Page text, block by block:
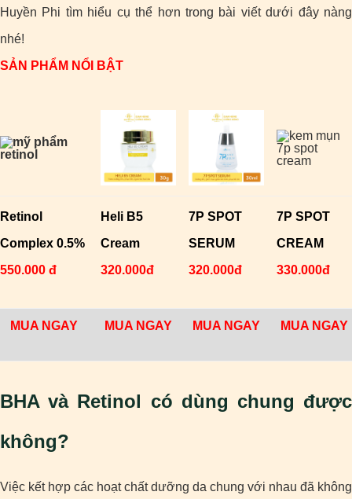
Huyền Phi tìm hiểu cụ thể hơn trong bài viết dưới đây nàng
nhé!
SẢN PHẨM NỔI BẬT
Retinol
Complex 0.5%
550.000 đ
Heli B5
Cream
320.000đ
7P SPOT
SERUM
320.000đ
7P SPOT
CREAM
330.000đ
MUA NGAY MUA NGAY MUA NGAY MUA NGAY
BHA và Retinol có dùng chung được
không?
Việc kết hợp các hoạt chất dưỡng da chung với nhau đã không